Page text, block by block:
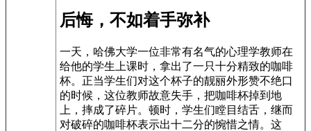
后悔，不如着手弥补
一天，哈佛大学一位非常有名气的心理学教师在
给他的学生上课时，拿出了一只十分精致的咖啡
杯。正当学生们对这个杯子的靓丽外形赞不绝口
的时候，这位教师故意失手，把咖啡杯掉到地
上，摔成了碎片。顿时，学生们瞠目结舌，继而
对破碎的咖啡杯表示出十二分的惋惜之情。这